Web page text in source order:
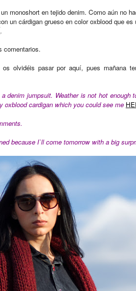
monoshort en tejido denim. Como aún no
un cárdigan grueso en color oxblood que
.
comentarios.
olvidéis pasar por aquí, pues mañana
denim jumpsuit. Weather is not hot enough
cardigan which you could see me
because I`ll come tomorrow with a big